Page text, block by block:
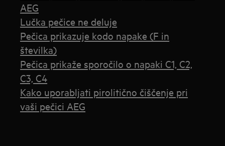
AEG
Lučka pečice ne deluje
Pečica prikazuje kodo napake (F in
številka)
Pečica prikaže sporočilo o napaki C1, C2,
C3, C4
Kako uporabljati pirolitično čiščenje pri
vaši pečici AEG